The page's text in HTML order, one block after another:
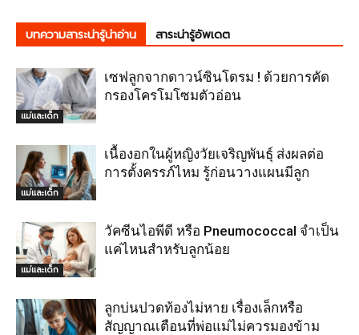
บทความสาระน่ารู้น่าอ่าน สาระน่ารู้อัพเดต
แม่และเด็ก
เซฟลูกจากดาวน์ซินโดรม ! ด้วยการคัด
กรองโครโมโซมตัวอ่อน
แม่และเด็ก
เนื้องอกในผู้หญิงวัยเจริญพันธุ์ ส่งผลต่อ
การตั้งครรภ์ไหม รู้ก่อนวางแผนมีลูก
แม่และเด็ก
วัคซีนไอพีดี หรือ Pneumococcal จำเป็น
แค่ไหนสำหรับลูกน้อย
ลูกบ่นปวดท้องไม่หาย เรื่องเล็กหรือ
สัญญาณเตือนที่พ่อแม่ไม่ควรมองข้าม